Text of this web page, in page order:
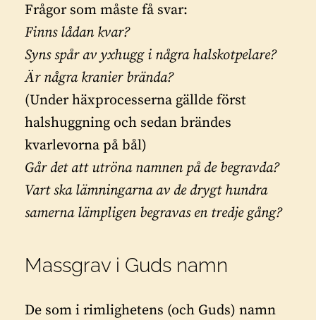
Frågor som måste få svar:
Finns lådan kvar?
Syns spår av yxhugg i några halskotpelare?
Är några kranier brända?
(Under häxprocesserna gällde först
halshuggning och sedan brändes
kvarlevorna på bål)
Går det att utröna namnen på de begravda?
Vart ska lämningarna av de drygt hundra
samerna lämpligen begravas en tredje gång?
Massgrav i Guds namn
De som i rimlighetens (och Guds) namn